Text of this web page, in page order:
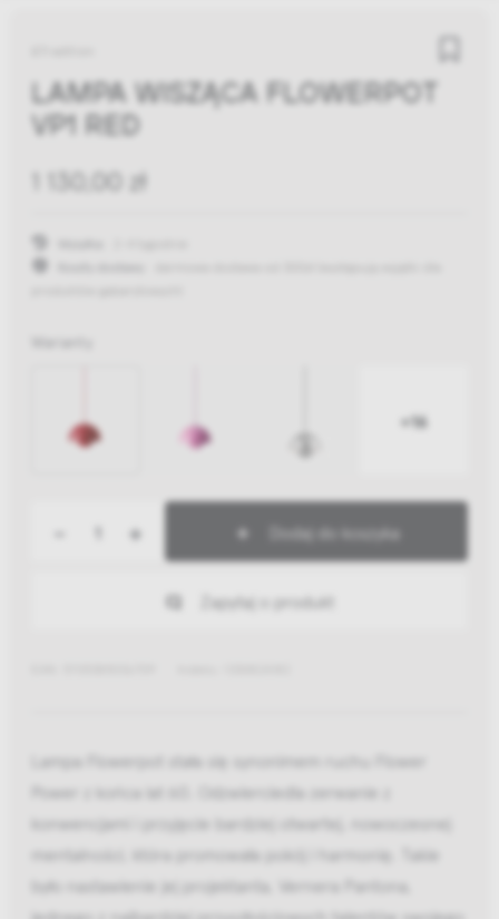
LAMPA WISZĄCA FLOWERPOT
VP1 RED
1 130,00 zł
Warianty
+16
+ Dodaj do koszyka
Zapytaj o produkt
Lampa Flowerpot stała się synonimem ruchu Flower
Power z końca lat 60. Odzwierciedla zerwanie z
konwencjami i przyjęcie bardziej otwartej, nowoczesnej
mentalności, która promowała pokój i harmonię. Takie
było nastawienie jej projektanta, Vernera Pantona,